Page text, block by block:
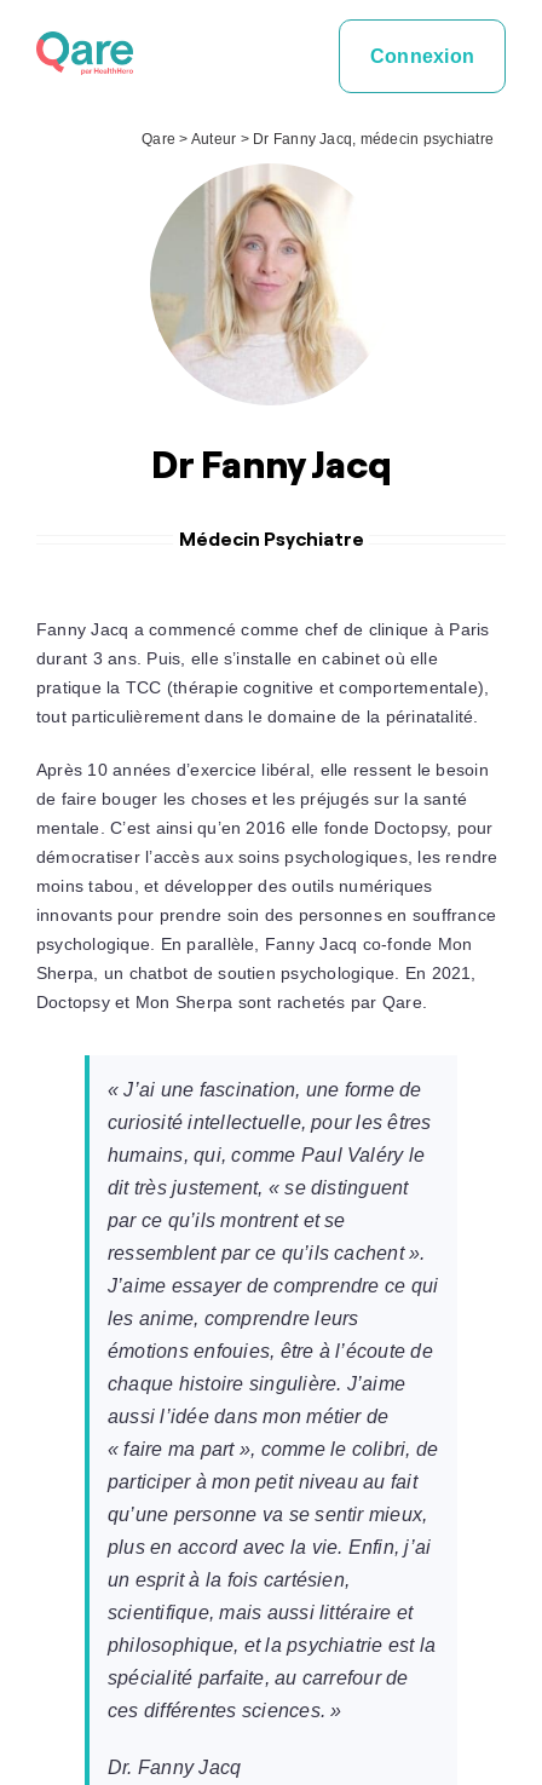
Connexion
Qare > Auteur > Dr Fanny Jacq, médecin psychiatre
Dr Fanny Jacq
Médecin Psychiatre
Fanny Jacq a commencé comme chef de clinique à Paris
durant 3 ans. Puis, elle s’installe en cabinet où elle
pratique la TCC (thérapie cognitive et comportementale),
tout particulièrement dans le domaine de la périnatalité.
Après 10 années d’exercice libéral, elle ressent le besoin
de faire bouger les choses et les préjugés sur la santé
mentale. C’est ainsi qu’en 2016 elle fonde Doctopsy, pour
démocratiser l’accès aux soins psychologiques, les rendre
moins tabou, et développer des outils numériques
innovants pour prendre soin des personnes en souffrance
psychologique. En parallèle, Fanny Jacq co-fonde Mon
Sherpa, un chatbot de soutien psychologique. En 2021,
Doctopsy et Mon Sherpa sont rachetés par Qare.
« J’ai une fascination, une forme de
curiosité intellectuelle, pour les êtres
humains, qui, comme Paul Valéry le
dit très justement, « se distinguent
par ce qu’ils montrent et se
ressemblent par ce qu’ils cachent ».
J’aime essayer de comprendre ce qui
les anime, comprendre leurs
émotions enfouies, être à l’écoute de
chaque histoire singulière. J’aime
aussi l’idée dans mon métier de
« faire ma part », comme le colibri, de
participer à mon petit niveau au fait
qu’une personne va se sentir mieux,
plus en accord avec la vie. Enfin, j’ai
un esprit à la fois cartésien,
scientifique, mais aussi littéraire et
philosophique, et la psychiatrie est la
spécialité parfaite, au carrefour de
ces différentes sciences. »
Dr. Fanny Jacq